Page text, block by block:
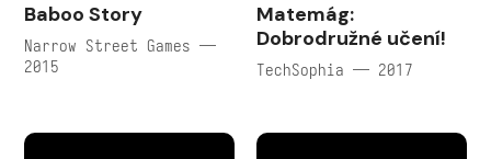
Baboo Story
Narrow Street Games —
2015
Matemág:
Dobrodružné učení!
TechSophia — 2017